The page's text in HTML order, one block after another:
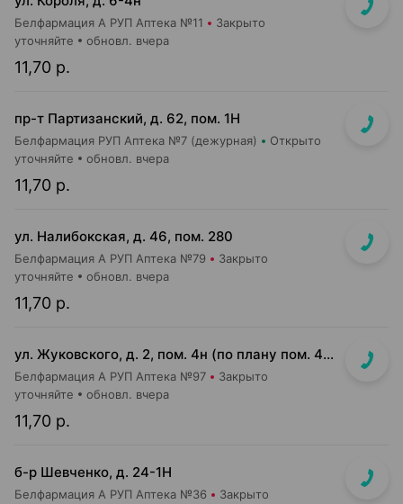
Белфармация А РУП Аптека №11 Закрыто
11,70 р.
уточняйте обновл. вчера
пр-т Партизанский, д. 62, пом. 1Н
Белфармация РУП Аптека №7 (дежурная) Открыто
11,70 р.
уточняйте обновл. вчера
ул. Налибокская, д. 46, пом. 280
Белфармация А РУП Аптека №79 Закрыто
11,70 р.
уточняйте обновл. вчера
ул. Жуковского, д. 2, пом. 4н (по плану пом. 4н-1-4н-4)
Белфармация А РУП Аптека №97 Закрыто
11,70 р.
уточняйте обновл. вчера
б-р Шевченко, д. 24-1Н
Белфармация А РУП Аптека №36 Закрыто